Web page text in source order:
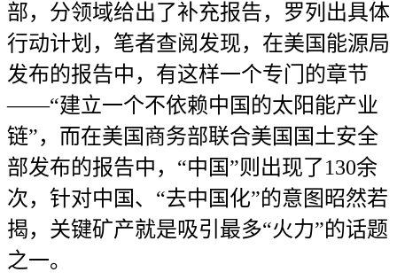
部，分领域给出了补充报告，罗列出具体
行动计划，笔者查阅发现，在美国能源局
发布的报告中，有这样一个专门的章节
——“建立一个不依赖中国的太阳能产业
链”，而在美国商务部联合美国国土安全
部发布的报告中，“中国”则出现了130余
次，针对中国、“去中国化”的意图昭然若
揭，关键矿产就是吸引最多“火力”的话题
之一。